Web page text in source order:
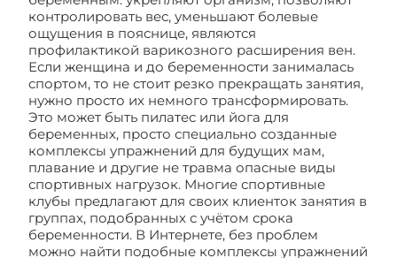
контролировать вес, уменьшают болевые
ощущения в пояснице, являются
профилактикой варикозного расширения вен.
Если женщина и до беременности занималась
спортом, то не стоит резко прекращать занятия,
нужно просто их немного трансформировать.
Это может быть пилатес или йога для
беременных, просто специально созданные
комплексы упражнений для будущих мам,
плавание и другие не травма опасные виды
спортивных нагрузок. Многие спортивные
клубы предлагают для своих клиенток занятия в
группах, подобранных с учётом срока
беременности. В Интернете, без проблем
можно найти подобные комплексы упражнений